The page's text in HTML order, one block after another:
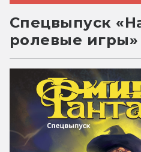
Спецвыпуск
ролевые игры»